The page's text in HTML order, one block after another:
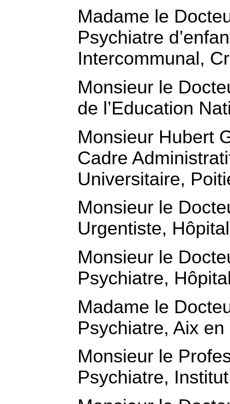
Madame le
Psychiatre
Intercommunal,
Monsieur le
de l’Education
Monsieur Hubert
Cadre
Universitaire,
Monsieur le
Urgentiste,
Monsieur le
Psychiatre,
Madame le
Psychiatre, Aix
Monsieur le
Psychiatre,